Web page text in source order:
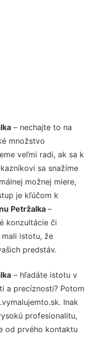
– nechajte to na
množstvo
veľmi radi, ak sa k
sa snažíme
možnej miere,
je kľúčom k
Petržalka–
konzultácie či
istotu, že
predstáv.
– hľadáte istotu v
a precíznosti? Potom
Inak
profesionalitu,
od prvého kontaktu